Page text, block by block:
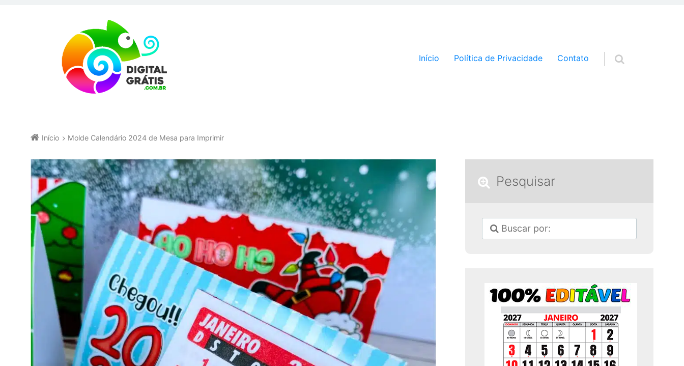
Pular para o conteúdo
Início Política de Privacidade Contato
Início Molde Calendário 2024 de Mesa para Imprimir
Pesquisar